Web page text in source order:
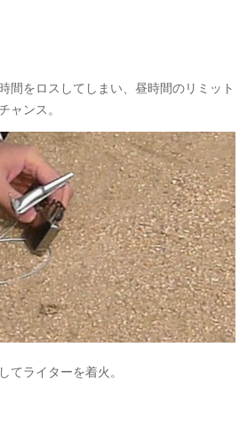
間をロスしてしまい、昼時間のリミット
ャンス。
てライターを着火。